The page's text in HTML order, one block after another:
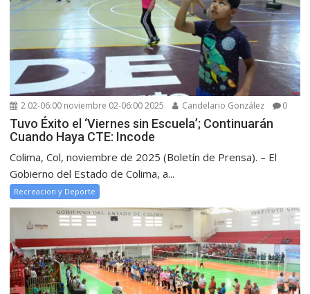
2 02-06:00 noviembre 02-06:00 2025 Candelario González 0
Tuvo Éxito el ‘Viernes sin Escuela’; Continuarán
Cuando Haya CTE: Incode
Colima, Col, noviembre de 2025 (Boletín de Prensa). – El
Gobierno del Estado de Colima, a...
Recreacion y Deporte